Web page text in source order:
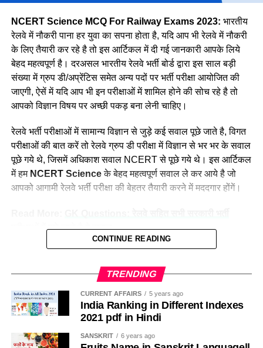
वे कहती है कि उनके इस काम को लेकर कई लोग ताने सुनाते है लेकिन वे
लोगों की बातों पर ध्यान नहीं देती है और अपना काम पूरे मन से करती है।
नीलम मानती है कि महिलाओ को हर क्षेत्र में आना चाहिए। क्योंकि महिला
पुरुष से बेहतर काम कर सकती है।
उत्तर पश्चिम रेलवे के सीपीआरओ कैप्टन शशिकिरण कहते हैं कि हमारा
प्रयास सदैव रहता है कि नीलम राथल जैसी महिलाओं के माध्यम से नारी
शक्ति के मुहीम को बढ़ावा मिल सके। महिलाये अपना कार्य बहुत ही धैर्य और
लगाव से करती है जो कि पुरुषों से बेहतर रहता है।
उत्तर
38967
उत्तर पश्चिमी
15207
दक्षिण मध्य
16947
दक्षिण पूर्व मध्य
8025
दक्षिण पूर्व
17661
दक्षिण
22357
दक्षिण पश्चिम
6581
पश्चिम मध्य
11636
पश्चिम
30667
Indian Railway 2023 Recruitment:
Frequently Asked Questions
भारतीय रेलवे भर्ती बोर्ड (आरआरबी) द्वारा अभी आधिकारिक तौर पर ग्रुप डी
भर्ती का ऐलान नहीं किया गया है, परंतु मीडिया रिपोर्ट के मुताबिक जून
जानकारी के लिए आधिकारिक वेबसाइट indianrailways.gov.in विजिट
NCERT Science MCQ For Railway Exams 2023: भारतीय
रेलवे में नौकरी पाना हर युवा का सपना होता है, यदि आप भी रेलवे में नौकरी
के लिए तैयारी कर रहे है तो इस आर्टिकल में दी गई जानकारी आपके लिये
बेहद महत्वपूर्ण है। दरअसल भारतीय रेलवे भर्ती बोर्ड द्वारा इस साल बड़ी
संख्या में ग्रुप डी/अप्रेंटिस समेत अन्य पदों पर भर्ती परीक्षा आयोजित की
जाएगी, ऐसें में यदि आप भी इन परीक्षाओं में शामिल होने की सोच रहे है तो
आपको विज्ञान विषय पर अच्छी पकड़ बना लेनी चाहिए।
रेलवे भर्ती परीक्षाओं में सामान्य विज्ञान से जुड़े कई सवाल पूछे जाते है, विगत
परीक्षाओं की बात करें तो रेलवे ग्रुप डी परीक्षा में विज्ञान से भर भर के सवाल
पूछे गये थे, जिसमें अधिकाश सवाल NCERT से पूछे गये थे। इस आर्टिकल
में हम NCERT Scienceके बेहद महत्वपूर्ण सवाल ले कर आये है जो
आपको आगामी रेलवे भर्ती परीक्षा की बेहतर तैयारी करने में मददगार होंगें।
परीक्षाओं में पूछे जाते है ये सवाल
सामान्य विज्ञान के परीक्षा में पूछे जाने वाले महत्वपूर्ण
प्रश्न—NCERT Science Expected Questions
For RRB Group D / Railway Apprentice Exam
2023
1. Which gas is used for the manufacture of bleaching
CONTINUE READING
TRENDING
CURRENT AFFAIRS 5 years ago
India Ranking in Different Indexes
2021 pdf in Hindi
SANSKRIT 6 years ago